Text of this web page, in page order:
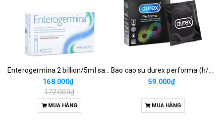
168.000₫
172.000₫
MUA HÀNG
59.000₫
MUA HÀNG